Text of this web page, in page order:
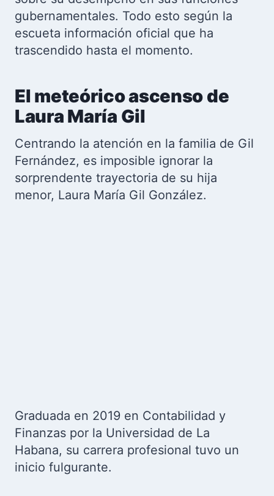
gubernamentales. Todo esto según la
escueta información oficial que ha
trascendido hasta el momento.
El meteórico ascenso de
Laura María Gil
Centrando la atención en la familia de Gil
Fernández, es imposible ignorar la
sorprendente trayectoria de su hija
menor, Laura María Gil González.
Graduada en 2019 en Contabilidad y
Finanzas por la Universidad de La
Habana, su carrera profesional tuvo un
inicio fulgurante.